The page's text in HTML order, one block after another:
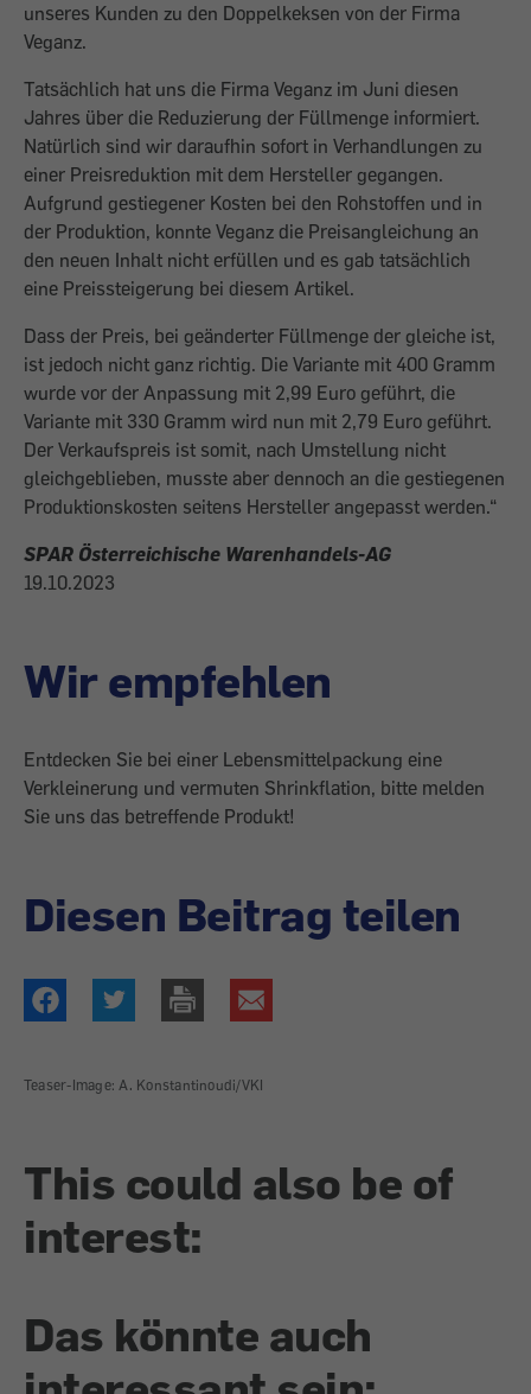
unseres Kunden zu den Doppelkeksen von der Firma
Veganz.
Tatsächlich hat uns die Firma Veganz im Juni diesen
Jahres über die Reduzierung der Füllmenge informiert.
Natürlich sind wir daraufhin sofort in Verhandlungen zu
einer Preisreduktion mit dem Hersteller gegangen.
Aufgrund gestiegener Kosten bei den Rohstoffen und in
der Produktion, konnte Veganz die Preisangleichung an
den neuen Inhalt nicht erfüllen und es gab tatsächlich
eine Preissteigerung bei diesem Artikel.
Dass der Preis, bei geänderter Füllmenge der gleiche ist,
ist jedoch nicht ganz richtig. Die Variante mit 400 Gramm
wurde vor der Anpassung mit 2,99 Euro geführt, die
Variante mit 330 Gramm wird nun mit 2,79 Euro geführt.
Der Verkaufspreis ist somit, nach Umstellung nicht
gleichgeblieben, musste aber dennoch an die gestiegenen
Produktionskosten seitens Hersteller angepasst werden.“
SPAR Österreichische Warenhandels-AG
19.10.2023
Wir empfehlen
Entdecken Sie bei einer Lebensmittelpackung eine
Verkleinerung und vermuten Shrinkflation, bitte melden
Sie uns das betreffende Produkt!
Diesen Beitrag teilen
Teaser-Image: A. Konstantinoudi/VKI
This could also be of
interest:
Das könnte auch